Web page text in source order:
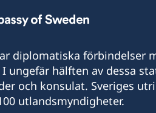
diplomatiska förbindelser
ungefär hälften av dessa
och konsulat. Sveriges
utlandsmyndigheter.